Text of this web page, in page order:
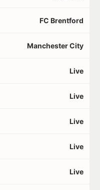
FC Brentford
Manchester City
Live
Live
Live
Live
Live